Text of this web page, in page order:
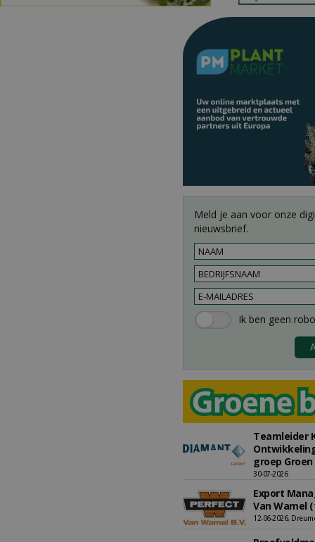
Meld je aan voor onze
nieuwsbrief.
Teamleider
groep
30-07-2026
Export
Van Wamel
12-06-2026,